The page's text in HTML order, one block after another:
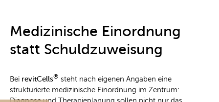
Medizinische Einordnung
statt Schuldzuweisung
Bei revitCells® steht nach eigenen Angaben eine
strukturierte medizinische Einordnung im Zentrum: